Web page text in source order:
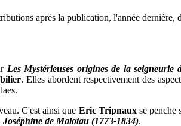
après la publication, l'année dernière,
Les Mystérieuses origines de la seigneurie
. Elles abordent respectivement des
C'est ainsi que Eric Tripnauxse penche
de Malotau (1773-1834).